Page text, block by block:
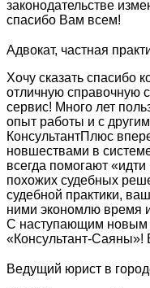
законодательстве
спасибо Вам всем!
Адвокат, частная
Хочу сказать спасибо
отличную справочную
сервис! Много лет
опыт работы и с
КонсультантПлюс
новшествами в
всегда помогают
похожих судебных
судебной практики,
ними экономлю время
С наступающим новым
«Консультант-Саяны»!
Ведущий юрист в